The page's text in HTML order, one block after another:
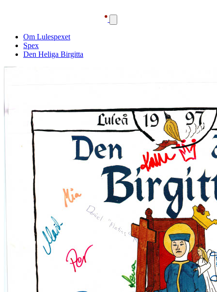
Om Lulespexet
Spex
Den Heliga Birgitta